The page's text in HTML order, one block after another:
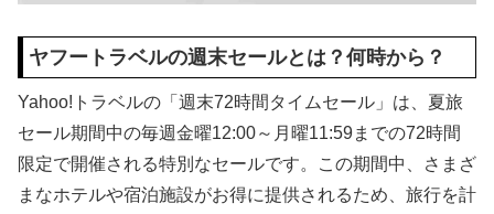
ヤフートラベルの週末セールとは？何時から？
Yahoo!トラベルの「週末72時間タイムセール」は、夏旅
セール期間中の毎週金曜12:00～月曜11:59までの72時間
限定で開催される特別なセールです。この期間中、さまざ
まなホテルや宿泊施設がお得に提供されるため、旅行を計